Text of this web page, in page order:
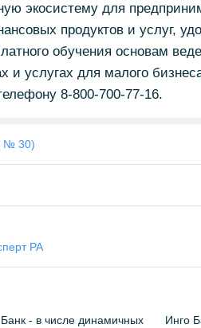
экосистему для
продуктов и услуг,
обучения основам
услугах для малого
8-800-700-77-16.
№ 30)
РА
- в числе динамичных
Инго